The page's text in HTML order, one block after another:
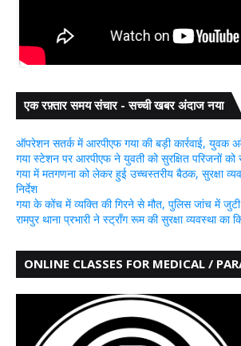
एक रफ़्तार समय संचार - सच्ची खबर अंदाज नया
ऑपरेशन सतर्क में आरपीएफ गया की बड़ी कार्रवाई, युवक
गया स्टेशन पर आरपीएफ ने युवती को सुरक्षित परिजनों को
गया में मतगणना को लेकर हुई उच्चस्तरीय बैठक, सुरक्षा
निर्देश
गया के कोंच में व्यक्ति की गिरने से मौत, पुलिस जांच में जुटी
रामपुर थाना प्रभारी ने स्ट्रॉंग रूम की सुरक्षा व्यवस्था का
ONLINE CLASSES FOR MEDICAL /